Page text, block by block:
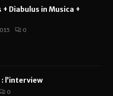
+ Diabulus in Musica +
0
: l’interview
0